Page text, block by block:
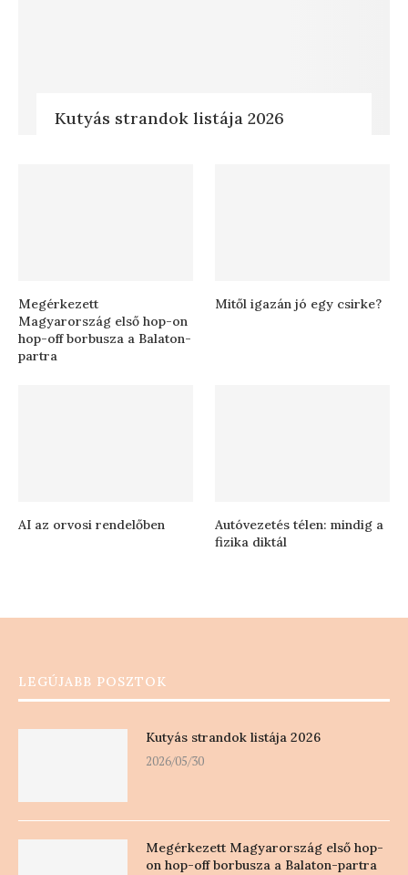
Kutyás strandok listája 2026
Megérkezett
Magyarország első hop-on
hop-off borbusza a Balaton-
partra
Mitől igazán jó egy csirke?
AI az orvosi rendelőben
Autóvezetés télen: mindig a
fizika diktál
LEGÚJABB POSZTOK
Kutyás strandok listája 2026
2026/05/30
Megérkezett Magyarország első hop-
on hop-off borbusza a Balaton-partra